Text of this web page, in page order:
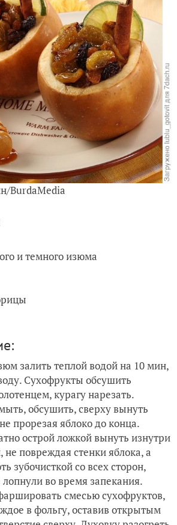
BurdaMedia
и темного изюма
залить теплой водой на 10 мин,
Сухофрукты обсушить
курагу нарезать.
обсушить, сверху вынуть
прорезая яблоко до конца.
острой ложкой вынуть изнутри
не повреждая стенки яблока, а
зубочисткой со всех сторон,
во время запекания.
смесью сухофруктов,
в фольгу, оставив открытым